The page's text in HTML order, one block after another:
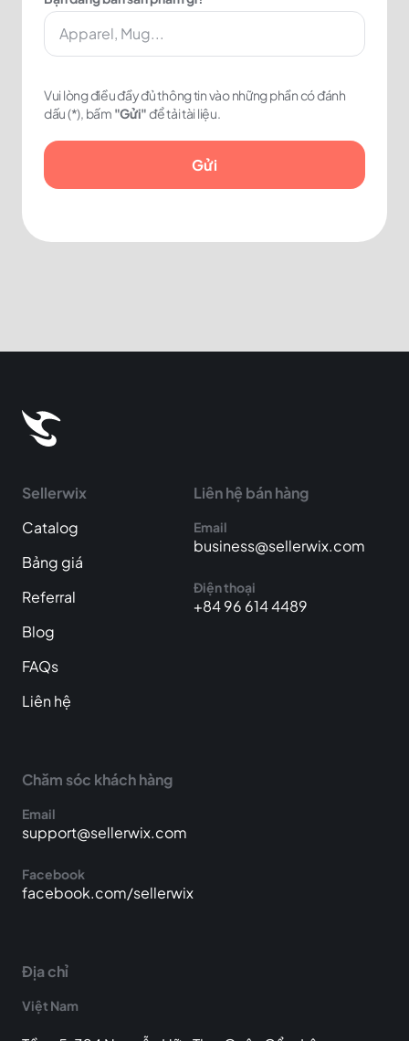
Vui lòng điều đầy đủ thông tin vào những phần có đánh
dấu (*), bấm "Gửi"để tải tài liệu.
Sellerwix
Catalog
Bảng giá
Referral
Blog
FAQs
Liên hệ
Liên hệ bán hàng
Email
business@sellerwix.com
Điện thoại
+84 96 614 4489
Chăm sóc khách hàng
Email
support@sellerwix.com
Facebook
facebook.com/sellerwix
Địa chỉ
Việt Nam